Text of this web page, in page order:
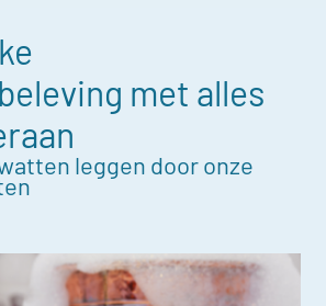
met alles
leggen door onze